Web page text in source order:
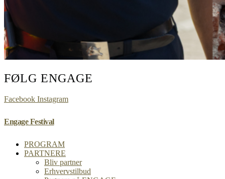
FØLG ENGAGE
Facebook Instagram
Engage Festival
PROGRAM
PARTNERE
Bliv partner
Erhvervstilbud